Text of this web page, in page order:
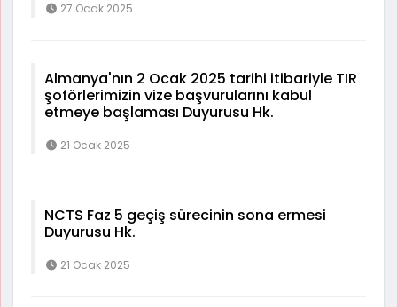
27 Ocak 2025
Almanya'nın 2 Ocak 2025 tarihi itibariyle TIR
şoförlerimizin vize başvurularını kabul
etmeye başlaması Duyurusu Hk.
21 Ocak 2025
NCTS Faz 5 geçiş sürecinin sona ermesi
Duyurusu Hk.
21 Ocak 2025